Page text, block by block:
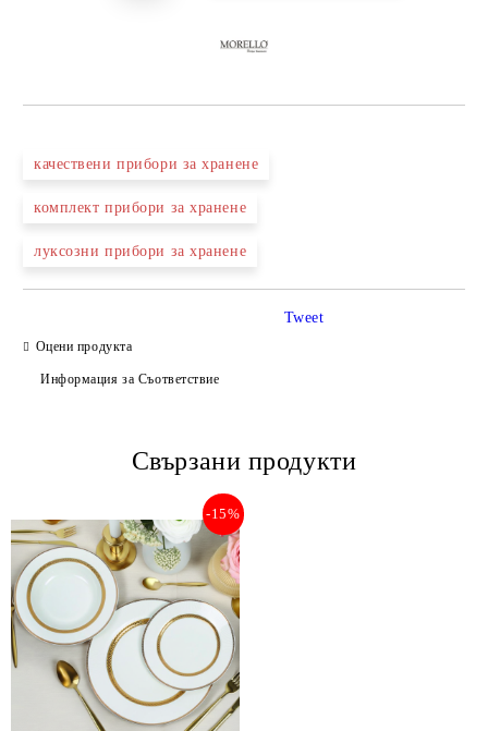
качествени прибори за хранене
комплект прибори за хранене
луксозни прибори за хранене
Оцени продукта
Информация за Съответствие
Tweet
Свързани продукти
-15%